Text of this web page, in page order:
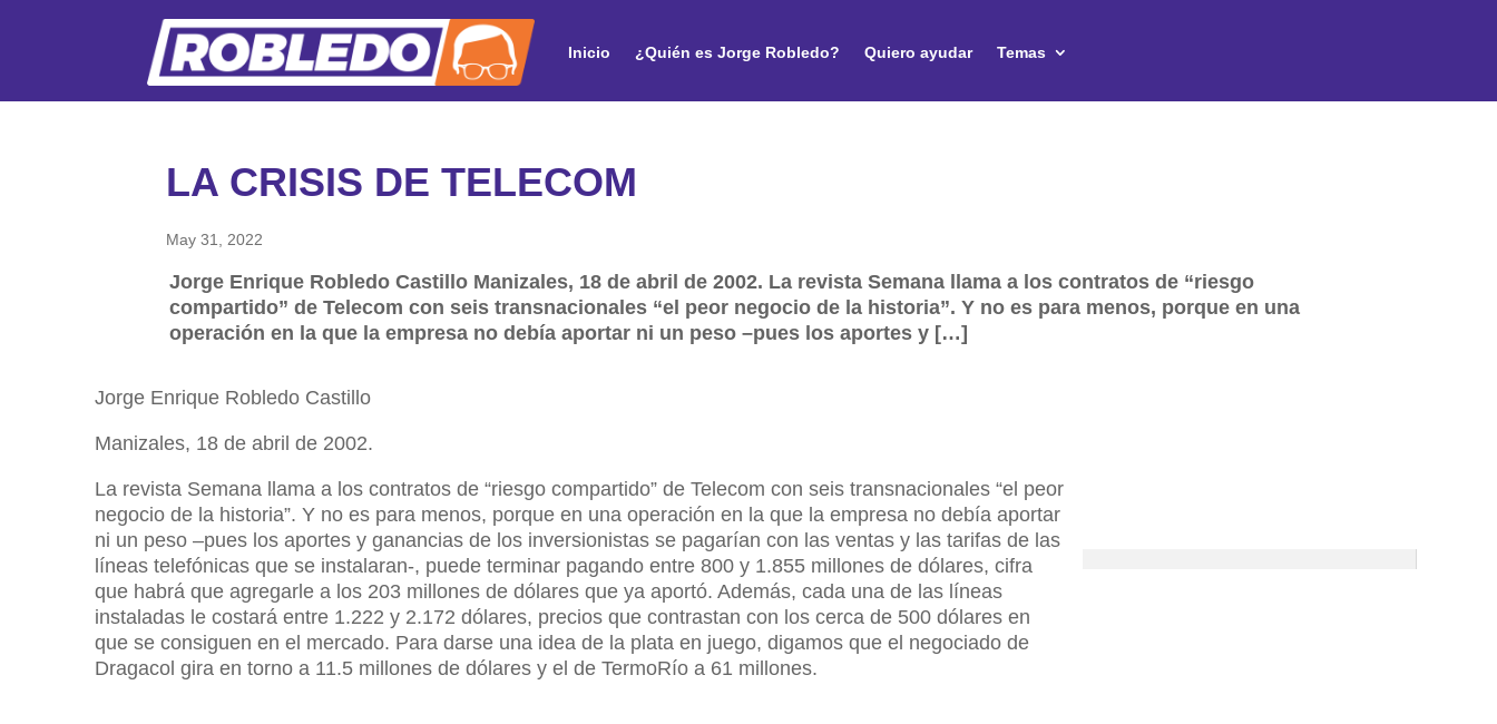
Inicio ¿Quién es Jorge Robledo? Quiero ayudar Temas
LA CRISIS DE TELECOM
May 31, 2022
Jorge Enrique Robledo Castillo Manizales, 18 de abril de 2002. La revista Semana llama a los contratos de “riesgo
compartido” de Telecom con seis transnacionales “el peor negocio de la historia”. Y no es para menos, porque en una
operación en la que la empresa no debía aportar ni un peso –pues los aportes y […]
Jorge Enrique Robledo Castillo
Manizales, 18 de abril de 2002.
La revista Semana llama a los contratos de “riesgo compartido” de Telecom con seis transnacionales “el peor
negocio de la historia”. Y no es para menos, porque en una operación en la que la empresa no debía aportar
ni un peso –pues los aportes y ganancias de los inversionistas se pagarían con las ventas y las tarifas de las
líneas telefónicas que se instalaran-, puede terminar pagando entre 800 y 1.855 millones de dólares, cifra
que habrá que agregarle a los 203 millones de dólares que ya aportó. Además, cada una de las líneas
instaladas le costará entre 1.222 y 2.172 dólares, precios que contrastan con los cerca de 500 dólares en
que se consiguen en el mercado. Para darse una idea de la plata en juego, digamos que el negociado de
Dragacol gira en torno a 11.5 millones de dólares y el de TermoRío a 61 millones.